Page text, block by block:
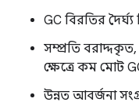
GC বিরতির
সম্প্রতি বরাদ্দকৃত,
ক্ষেত্রে কম মোট
উন্নত আবর্জনা